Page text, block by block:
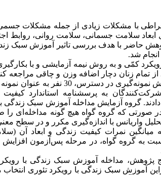
با مشکلات زیادی از جمله مشکلات
سلامت ‌جسمانی، سلامت ‌روانی،
حاضر با هدف بررسی تاثیر آموزش سبک
شد.
کمّی و به روش نیمه آزمایشی و با
تمام زنان دچار اضافه وزن و چاقی مراجعه
به پرسشنامه‌ استاندارد
صورتی که گروه گواه هیچ گونه مداخله‌ای را
با اندازه‌گیری مکرر و در سطح معنی‌داری 05/0
که میانگین نمرات کیفیت زندگی و ابعاد
به گروه گواه، در مرحله پس‌آزمون افزایش
پژوهش، مداخله آموزش سبک زندگی با
آموزش سبک زندگی با رویکرد تئوری